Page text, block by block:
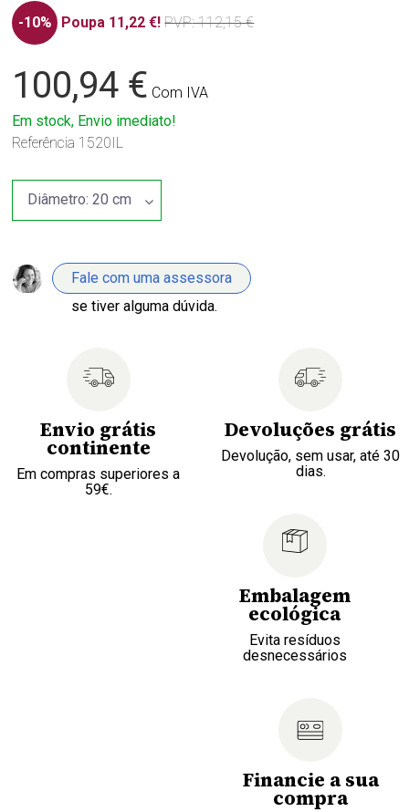
-10% Poupa 11,22 €! PVP: 112,15 €
100,94 € Com IVA
Em stock, Envio imediato!
Referência 1520IL
Fale com uma assessora
se tiver alguma dúvida.
Envio grátis
continente
Em compras superiores a
59€.
Devoluções grátis
Devolução, sem usar, até 30
dias.
Embalagem
ecológica
Evita resíduos
desnecessários
Financie a sua
compra